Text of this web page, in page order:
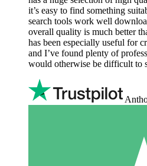
it’s easy to find something
search tools work well
overall quality is much better
has been especially useful for
and I’ve found plenty of
would otherwise be difficult to